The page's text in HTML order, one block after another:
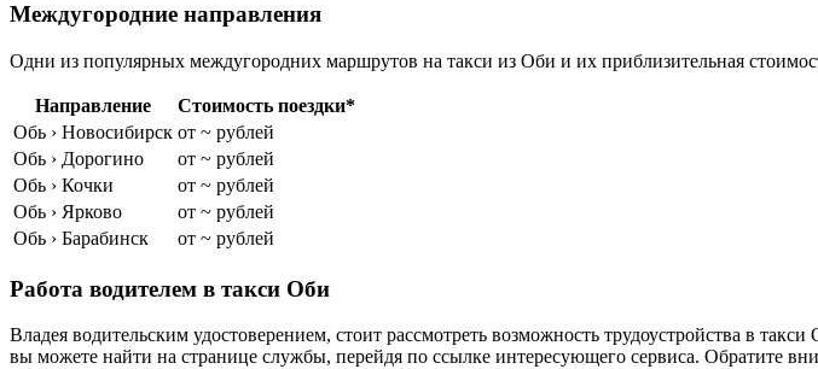
Междугородние направления
Одни из популярных междугородних маршрутов на такси из Оби и их приблизительная
Направление
Стоимость поездки*
Обь › Новосибирск от ~ рублей
Обь › Дорогино
от ~ рублей
Обь › Кочки
от ~ рублей
Обь › Ярково
от ~ рублей
Обь › Барабинск
от ~ рублей
Работа водителем в такси Оби
Владея водительским удостоверением, стоит рассмотреть возможность трудоустройства в
вы можете найти на странице службы, перейдя по ссылке интересующего сервиса. Обратите